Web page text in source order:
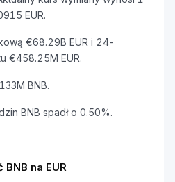
EUR.
€68.29B EUR i 24-
€458.25M EUR.
BNB.
BNB spadł o 0.50%.
na EUR